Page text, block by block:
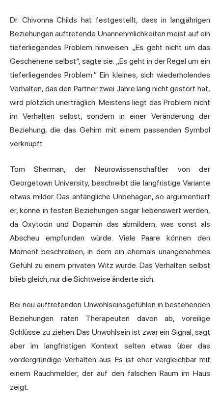
Dr. Chivonna Childs hat festgestellt, dass in langjährigen
Beziehungen auftretende Unannehmlichkeiten meist auf ein
tieferliegendes Problem hinweisen. „Es geht nicht um das
Geschehene selbst“, sagte sie. „Es geht in der Regel um ein
tieferliegendes Problem.“ Ein kleines, sich wiederholendes
Verhalten, das den Partner zwei Jahre lang nicht gestört hat,
wird plötzlich unerträglich. Meistens liegt das Problem nicht
im Verhalten selbst, sondern in einer Veränderung der
Beziehung, die das Gehirn mit einem passenden Symbol
verknüpft.
Tom Sherman, der Neurowissenschaftler von der
Georgetown University, beschreibt die langfristige Variante
etwas milder. Das anfängliche Unbehagen, so argumentiert
er, könne in festen Beziehungen sogar liebenswert werden,
da Oxytocin und Dopamin das abmildern, was sonst als
Abscheu empfunden würde. Viele Paare können den
Moment beschreiben, in dem ein ehemals unangenehmes
Gefühl zu einem privaten Witz wurde. Das Verhalten selbst
blieb gleich, nur die Sichtweise änderte sich.
Bei neu auftretenden Unwohlseinsgefühlen in bestehenden
Beziehungen raten Therapeuten davon ab, voreilige
Schlüsse zu ziehen. Das Unwohlsein ist zwar ein Signal, sagt
aber im langfristigen Kontext selten etwas über das
vordergründige Verhalten aus. Es ist eher vergleichbar mit
einem Rauchmelder, der auf den falschen Raum im Haus
zeigt.